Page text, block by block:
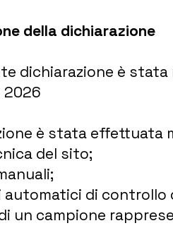
della dichiarazione
dichiarazione è
2026
è stata effettuata
del sito;
di controllo
un campione